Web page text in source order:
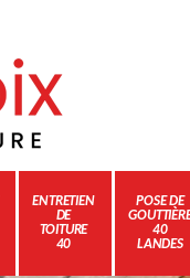
ENTRETIEN
DE
TOITURE
40
POSE DE
40
LANDES